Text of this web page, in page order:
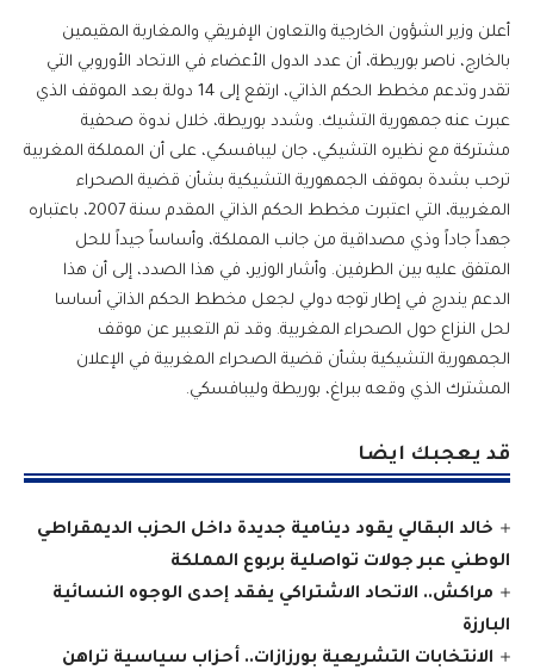
أعلن وزير الشؤون الخارجية والتعاون الإفريقي والمغاربة المقيمين
بالخارج، ناصر بوريطة، أن عدد الدول الأعضاء في الاتحاد الأوروبي التي
تقدر وتدعم مخطط الحكم الذاتي، ارتفع إلى 14 دولة بعد الموقف الذي
عبرت عنه جمهورية التشيك. وشدد بوريطة، خلال ندوة صحفية
مشتركة مع نظيره التشيكي، جان ليبافسكي، على أن المملكة المغربية
ترحب بشدة بموقف الجمهورية التشيكية بشأن قضية الصحراء
المغربية، التي اعتبرت مخطط الحكم الذاتي المقدم سنة 2007، باعتباره
جهداً جاداً وذي مصداقية من جانب المملكة، وأساساً جيداً للحل
المتفق عليه بين الطرفين. وأشار الوزير، في هذا الصدد، إلى أن هذا
الدعم يندرج في إطار توجه دولي لجعل مخطط الحكم الذاتي أساسا
لحل النزاع حول الصحراء المغربية. وقد تم التعبير عن موقف
الجمهورية التشيكية بشأن قضية الصحراء المغربية في الإعلان
المشترك الذي وقعه ببراغ، بوريطة وليبافسكي.
قد يعجبك ايضا
خالد البقالي يقود دينامية جديدة داخل الحزب الديمقراطي
الوطني عبر جولات تواصلية بربوع المملكة
مراكش.. الاتحاد الاشتراكي يفقد إحدى الوجوه النسائية
البارزة
الانتخابات التشريعية بورزازات.. أحزاب سياسية تراهن